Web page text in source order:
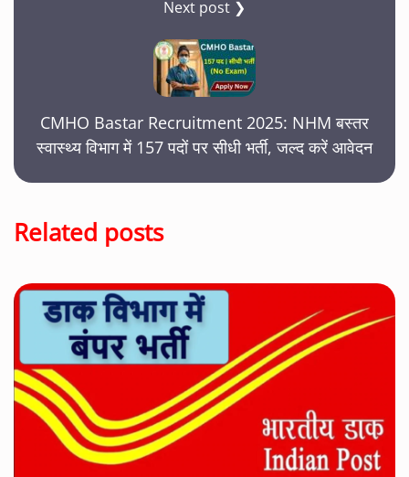
Next post ❯
CMHO Bastar Recruitment 2025: NHM बस्तर
स्वास्थ्य विभाग में 157 पदों पर सीधी भर्ती, जल्द करें आवेदन
Related posts